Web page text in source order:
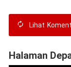
Lihat
Halaman